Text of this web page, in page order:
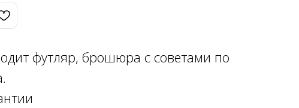
футляр, брошюра с советами по